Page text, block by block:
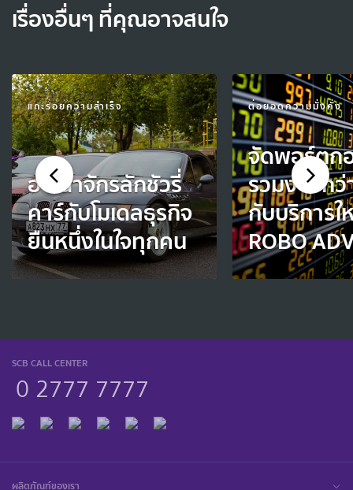
เรื่องอื่นๆ ที่คุณอาจสนใจ
แกะรอยความสำเร็จ
อาณาจักรลักชัวรี่
คาร์กับโมเดลธุรกิจ
ยืนหนึ่งในใจทุกคน
ต่อยอดความมั่งคั่ง
จัดพอร์ตก
รวมง่ายก
กับบริการ
ROBO
SCB CALL CENTER
0 2777 7777
ผลิตภัณฑ์ของเรา